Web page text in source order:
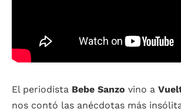
El periodista Bebe Sanzo vino a
nos contó las anécdotas más